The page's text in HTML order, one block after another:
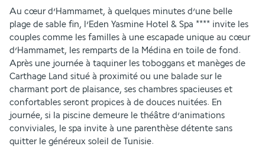
Au cœur d’Hammamet, à quelques minutes d’une belle
plage de sable fin, l’Eden Yasmine Hotel & Spa **** invite les
couples comme les familles à une escapade unique au cœur
d’Hammamet, les remparts de la Médina en toile de fond.
Après une journée à taquiner les toboggans et manèges de
Carthage Land situé à proximité ou une balade sur le
charmant port de plaisance, ses chambres spacieuses et
confortables seront propices à de douces nuitées. En
journée, si la piscine demeure le théâtre d’animations
conviviales, le spa invite à une parenthèse détente sans
quitter le généreux soleil de Tunisie.